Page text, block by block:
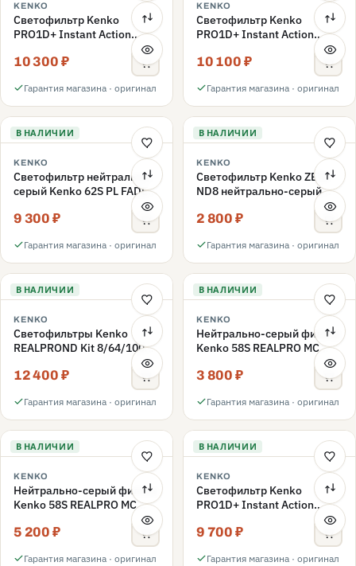
KENKO
Светофильтр Kenko
PRO1D+ Instant Action
Variable NDX3-450+C-PLS
переменной плотности
10 300 ₽
Гарантия магазина · оригинал
KENKO
Светофильтр Kenko
PRO1D+ Instant Action
Variable NDX3-450+C-PL
переменной плотности
10 100 ₽
Гарантия магазина · оригинал
В НАЛИЧИИ
KENKO
Светофильтр нейтрально-
серый Kenko 62S PL FADER
с переменной плотностью
ND3-ND400 62mm
9 300 ₽
Гарантия магазина · оригинал
В НАЛИЧИИ
KENKO
Светофильтр Kenko ZETA
ND8 нейтрально-серый
2 800 ₽
Гарантия магазина · оригинал
В НАЛИЧИИ
KENKO
Светофильтры Kenko
REALPROND Kit 8/64/1000
12 400 ₽
Гарантия магазина · оригинал
В НАЛИЧИИ
KENKO
Нейтрально-серый фильтр
Kenko 58S REALPRO MC
3 800 ₽
Гарантия магазина · оригинал
В НАЛИЧИИ
KENKO
Нейтрально-серый фильтр
Kenko 58S REALPRO MC
5 200 ₽
Гарантия магазина · оригинал
В НАЛИЧИИ
KENKO
Светофильтр Kenko
PRO1D+ Instant Action
Variable NDX3-450+C-PLS
переменной плотности
9 700 ₽
Гарантия магазина · оригинал